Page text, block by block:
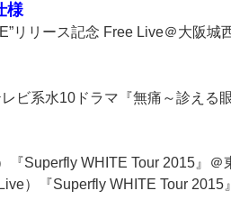
様
リリース記念 Free Live＠大阪
ビ系水10ドラマ『無痛～診える
『Superfly WHITE Tour 2015』＠
）『Superfly WHITE Tour 2015